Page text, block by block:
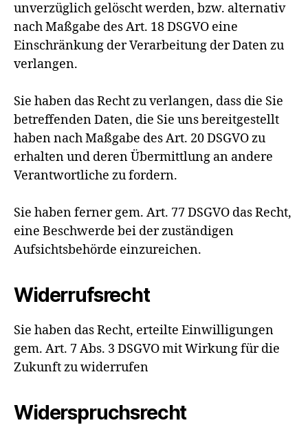
unverzüglich gelöscht werden, bzw. alternativ
nach Maßgabe des Art. 18 DSGVO eine
Einschränkung der Verarbeitung der Daten zu
verlangen.
Sie haben das Recht zu verlangen, dass die Sie
betreffenden Daten, die Sie uns bereitgestellt
haben nach Maßgabe des Art. 20 DSGVO zu
erhalten und deren Übermittlung an andere
Verantwortliche zu fordern.
Sie haben ferner gem. Art. 77 DSGVO das Recht,
eine Beschwerde bei der zuständigen
Aufsichtsbehörde einzureichen.
Widerrufsrecht
Sie haben das Recht, erteilte Einwilligungen
gem. Art. 7 Abs. 3 DSGVO mit Wirkung für die
Zukunft zu widerrufen
Widerspruchsrecht